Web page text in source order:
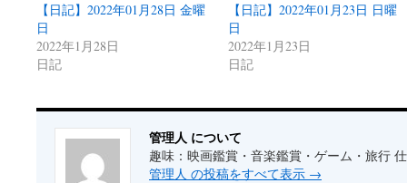
【日記】2022年01月28日 金曜
日
2022年1月28日
日記
【日記】2022年01月23日 日曜
日
2022年1月23日
日記
管理人 について
趣味：映画鑑賞・音楽鑑賞・ゲーム・旅行
管理人 の投稿をすべて表示 →